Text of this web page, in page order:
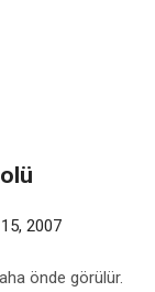
olumlu
2007
önde görülür.